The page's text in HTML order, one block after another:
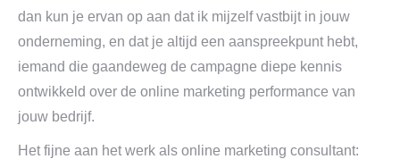
dan kun je ervan op aan dat ik mijzelf vastbijt in jouw
onderneming, en dat je altijd een aanspreekpunt hebt,
iemand die gaandeweg de campagne diepe kennis
ontwikkeld over de online marketing performance van
jouw bedrijf.
Het fijne aan het werk als online marketing consultant: